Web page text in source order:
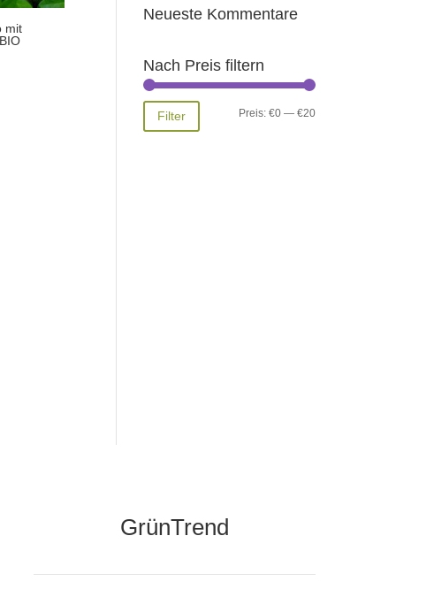
mit
Neueste Kommentare
Nach Preis filtern
Min.
Max.
Filter Preis: €0— €20
GrünTrend